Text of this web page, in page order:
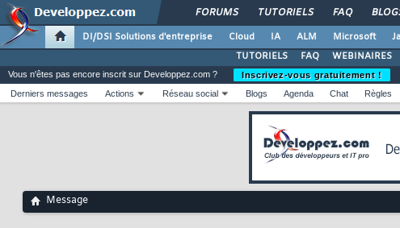
FORUMS TUTORIELS FAQ
DI/DSI Solutions d'entreprise Cloud IA ALM Microsoft
TUTORIELS
FAQ WEBINAIRES
Vous n'êtes pas encore inscrit sur Developpez.com ?
Inscrivez-vous gratuitement !
Derniers messages
Actions Réseau social Blogs Agenda Chat Règles
Message